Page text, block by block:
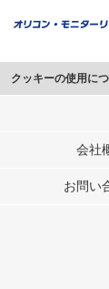
クッキーの使用に
このサイトでは
行っています。
メディアや広告配
会社
お問い